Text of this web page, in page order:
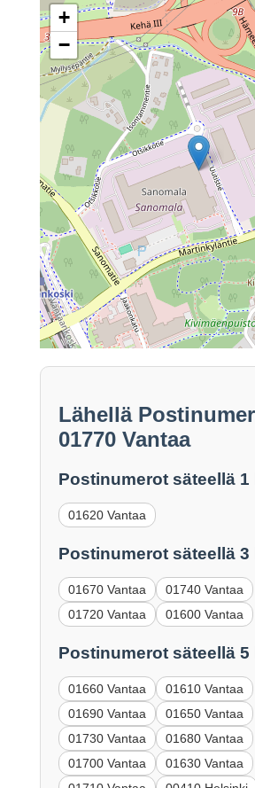
+
−
Lähellä
01770 Vantaa
Postinumerot säteellä 1
01620 Vantaa
Postinumerot säteellä 3
01670 Vantaa
01740 Vantaa
01720 Vantaa
01600 Vantaa
Postinumerot säteellä 5
01660 Vantaa
01610 Vantaa
01690 Vantaa
01650 Vantaa
01730 Vantaa
01680 Vantaa
01700 Vantaa
01630 Vantaa